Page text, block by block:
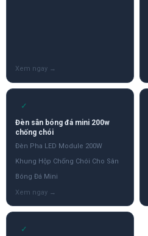
✓
Đèn sân bóng đá mini 200w
chống chói
Đèn Pha LED Module 200W
Khung Hộp Chống Chói Cho Sân
Bóng Đá Mini
✓